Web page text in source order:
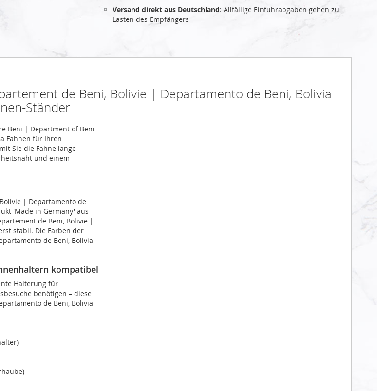
Versand direkt aus Deutschland: Allfällige Einfuhrabgaben gehen zu
Lasten des Empfängers
de Beni, Bolivie | Departamento de Beni, Bolivia
Ständer
Beni | Department of Beni
Fahnen für Ihren
Sie die Fahne lange
und einem
| Departamento de
'Made in Germany' aus
de Beni, Bolivie |
stabil. Die Farben der
de Beni, Bolivia
kompatibel
Halterung für
benötigen – diese
de Beni, Bolivia